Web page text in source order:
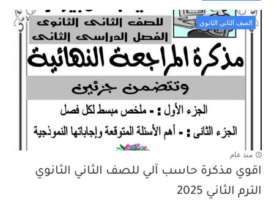
الصف الثاني الثانوي
منذ عام
اقوي مذكرة حاسب آلي للصف الثاني الثانوي
الترم الثاني 2025